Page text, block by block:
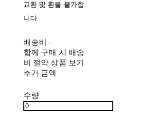
교환 및 환불 불가합
니다.
배송비-
함께 구매 시 배송
비 절약 상품 보기
추가 금액
수량